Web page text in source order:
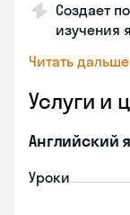
Создает
изучения
Читать дальше
Услуги и
Английский
Уроки